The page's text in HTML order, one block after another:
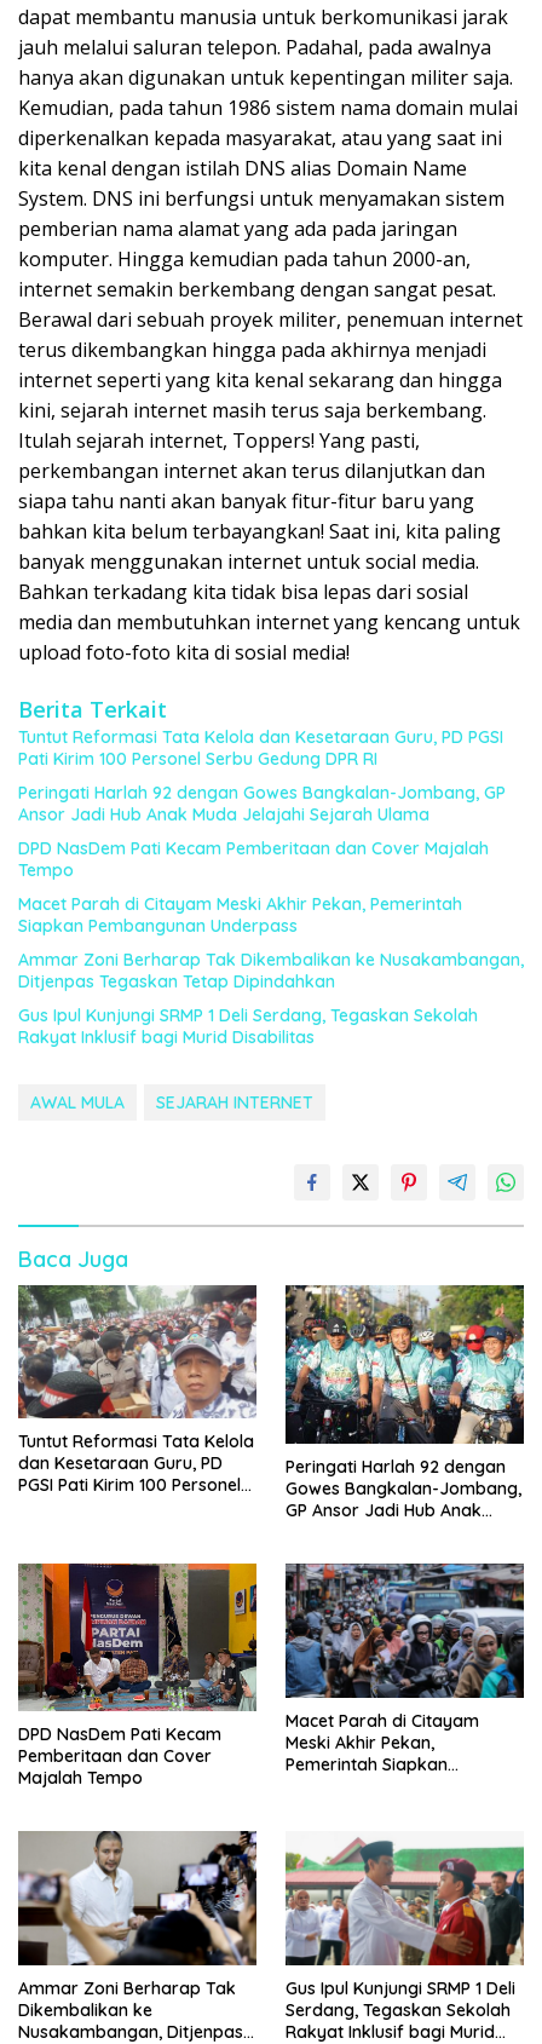
dapat membantu manusia untuk berkomunikasi jarak
jauh melalui saluran telepon. Padahal, pada awalnya
hanya akan digunakan untuk kepentingan militer saja.
Kemudian, pada tahun 1986 sistem nama domain mulai
diperkenalkan kepada masyarakat, atau yang saat ini
kita kenal dengan istilah DNS alias Domain Name
System. DNS ini berfungsi untuk menyamakan sistem
pemberian nama alamat yang ada pada jaringan
komputer. Hingga kemudian pada tahun 2000-an,
internet semakin berkembang dengan sangat pesat.
Berawal dari sebuah proyek militer, penemuan internet
terus dikembangkan hingga pada akhirnya menjadi
internet seperti yang kita kenal sekarang dan hingga
kini, sejarah internet masih terus saja berkembang.
Itulah sejarah internet, Toppers! Yang pasti,
perkembangan internet akan terus dilanjutkan dan
siapa tahu nanti akan banyak fitur-fitur baru yang
bahkan kita belum terbayangkan! Saat ini, kita paling
banyak menggunakan internet untuk social media.
Bahkan terkadang kita tidak bisa lepas dari sosial
media dan membutuhkan internet yang kencang untuk
upload foto-foto kita di sosial media!
Berita Terkait
Tuntut Reformasi Tata Kelola dan Kesetaraan Guru, PD PGSI
Pati Kirim 100 Personel Serbu Gedung DPR RI
Peringati Harlah 92 dengan Gowes Bangkalan-Jombang, GP
Ansor Jadi Hub Anak Muda Jelajahi Sejarah Ulama
DPD NasDem Pati Kecam Pemberitaan dan Cover Majalah
Tempo
Macet Parah di Citayam Meski Akhir Pekan, Pemerintah
Siapkan Pembangunan Underpass
Ammar Zoni Berharap Tak Dikembalikan ke Nusakambangan,
Ditjenpas Tegaskan Tetap Dipindahkan
Gus Ipul Kunjungi SRMP 1 Deli Serdang, Tegaskan Sekolah
Rakyat Inklusif bagi Murid Disabilitas
AWAL MULA SEJARAH INTERNET
Baca Juga
Tuntut Reformasi Tata Kelola
dan Kesetaraan Guru, PD
PGSI Pati Kirim 100 Personel
Peringati Harlah 92 dengan
Gowes Bangkalan-Jombang,
GP Ansor Jadi Hub Anak
DPD NasDem Pati Kecam
Pemberitaan dan Cover
Majalah Tempo
Macet Parah di Citayam
Meski Akhir Pekan,
Pemerintah Siapkan
Ammar Zoni Berharap Tak
Dikembalikan ke
Nusakambangan, Ditjenpas
Gus Ipul Kunjungi SRMP 1 Deli
Serdang, Tegaskan Sekolah
Rakyat Inklusif bagi Murid